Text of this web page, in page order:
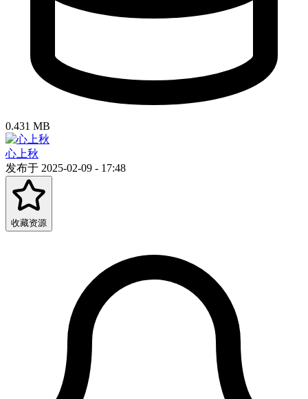
0.431 MB
心上秋
发布于 2025-02-09 - 17:48
收藏资源